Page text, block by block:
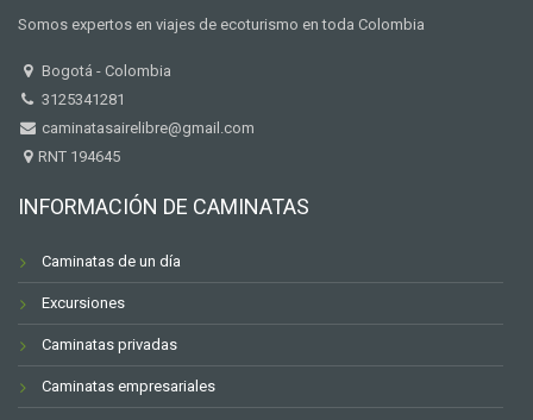
Somos expertos en viajes de ecoturismo en toda Colombia
Bogotá - Colombia
3125341281
caminatasairelibre@gmail.com
RNT 194645
INFORMACIÓN DE CAMINATAS
Caminatas de un día
Excursiones
Caminatas privadas
Caminatas empresariales